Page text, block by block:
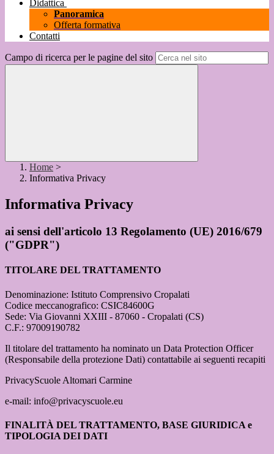
Didattica
Panoramica
Offerta formativa
Contatti
Campo di ricerca per le pagine del sito
Home >
Informativa Privacy
Informativa Privacy
ai sensi dell'articolo 13 Regolamento (UE) 2016/679
("GDPR")
TITOLARE DEL TRATTAMENTO
Denominazione: Istituto Comprensivo Cropalati
Codice meccanografico: CSIC84600G
Sede: Via Giovanni XXIII - 87060 - Cropalati (CS)
C.F.: 97009190782
Il titolare del trattamento ha nominato un Data Protection Officer
(Responsabile della protezione Dati) contattabile ai seguenti recapiti
PrivacyScuole Altomari Carmine
e-mail: info@privacyscuole.eu
FINALITÀ DEL TRATTAMENTO, BASE GIURIDICA e
TIPOLOGIA DEI DATI